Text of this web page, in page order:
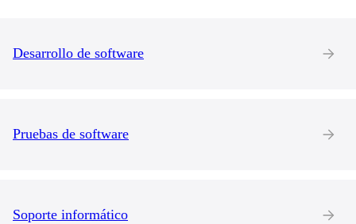
Desarrollo de software
Pruebas de software
Soporte informático